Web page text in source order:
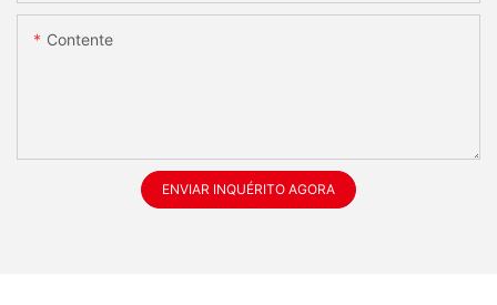
Contente
ENVIAR INQUÉRITO AGORA